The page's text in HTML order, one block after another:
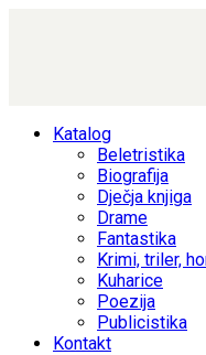
Katalog
Beletristika
Biografija
Dječja knjiga
Drame
Fantastika
Krimi, triler,
Kuharice
Poezija
Publicistika
Kontakt